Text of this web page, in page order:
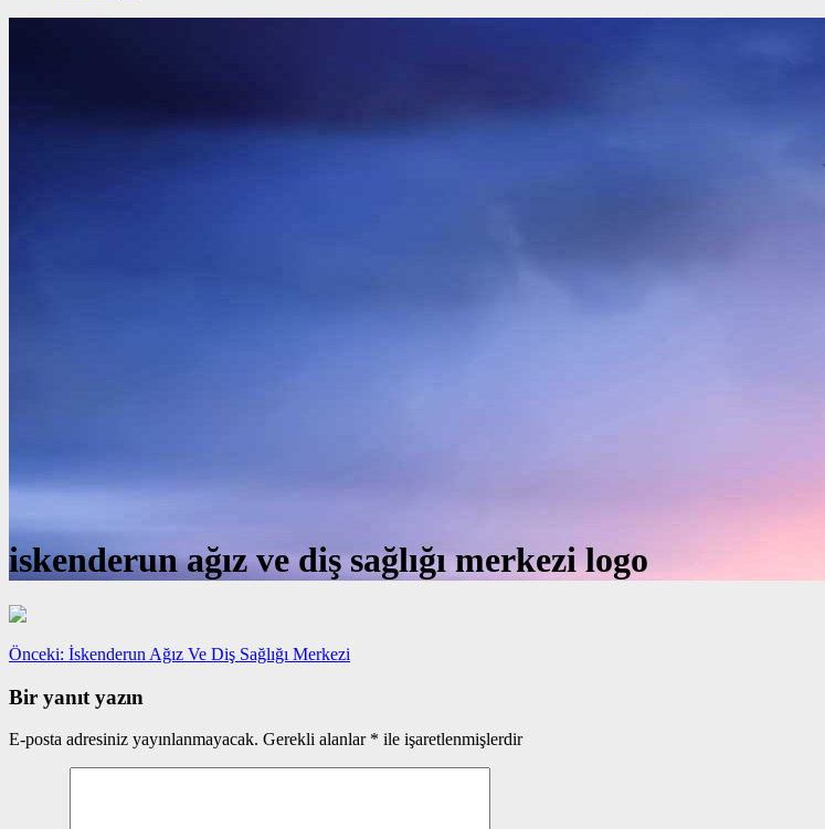
iskenderun ağız ve diş sağlığı merkezi logo
Yazı
gezinmesi
Önceki: Önceki
İskenderun Ağız Ve Diş Sağlığı Merkezi
Bir yanıt yazın
E-posta adresiniz yayınlanmayacak. Gerekli alanlar * ile işaretlenmişlerdir